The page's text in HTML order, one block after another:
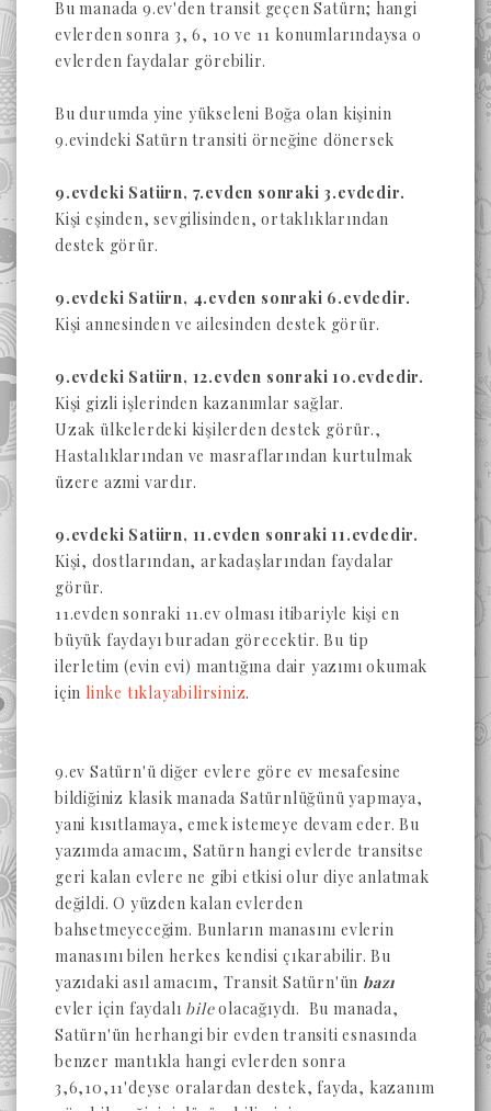
Bu manada 9.ev'den transit geçen Satürn; hangi
evlerden sonra 3, 6, 10 ve 11 konumlarındaysa o
evlerden faydalar görebilir.
Bu durumda yine yükseleni Boğa olan kişinin
9.evindeki Satürn transiti örneğine dönersek
9.evdeki Satürn, 7.evden sonraki 3.evdedir.
Kişi eşinden, sevgilisinden, ortaklıklarından
destek görür.
9.evdeki Satürn, 4.evden sonraki 6.evdedir.
Kişi annesinden ve ailesinden destek görür.
9.evdeki Satürn, 12.evden sonraki 10.evdedir.
Kişi gizli işlerinden kazanımlar sağlar.
Uzak ülkelerdeki kişilerden destek görür.,
Hastalıklarından ve masraflarından kurtulmak
üzere azmi vardır.
9.evdeki Satürn, 11.evden sonraki 11.evdedir.
Kişi, dostlarından, arkadaşlarından faydalar
görür.
11.evden sonraki 11.ev olması itibariyle kişi en
büyük faydayı buradan görecektir. Bu tip
ilerletim (evin evi) mantığına dair yazımı okumak
için linke tıklayabilirsiniz.
9.ev Satürn'ü diğer evlere göre ev mesafesine
bildiğiniz klasik manada Satürnlüğünü yapmaya,
yani kısıtlamaya, emek istemeye devam eder. Bu
yazımda amacım, Satürn hangi evlerde transitse
geri kalan evlere ne gibi etkisi olur diye anlatmak
değildi. O yüzden kalan evlerden
bahsetmeyeceğim. Bunların manasını evlerin
manasını bilen herkes kendisi çıkarabilir. Bu
yazıdaki asıl amacım, Transit Satürn'ün bazı
evler için faydalı bileolacağıydı. Bu manada,
Satürn'ün herhangi bir evden transiti esnasında
benzer mantıkla hangi evlerden sonra
3,6,10,11'deyse oralardan destek, fayda, kazanım